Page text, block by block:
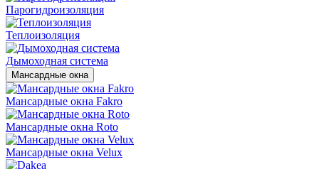
Парогидроизоляция
Теплоизоляция
Дымоходная система
Мансардные окна
Мансардные окна Fakro
Мансардные окна Roto
Мансардные окна Velux